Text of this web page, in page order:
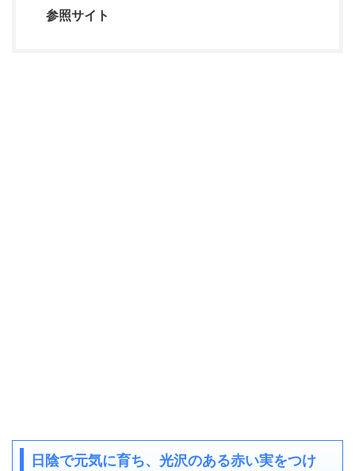
参照サイト
日陰で元気に育ち、光沢のある赤い実をつけ